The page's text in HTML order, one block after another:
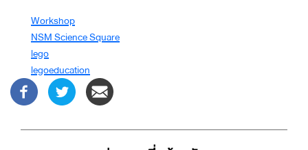
Workshop
NSM Science Square
lego
legoeducation